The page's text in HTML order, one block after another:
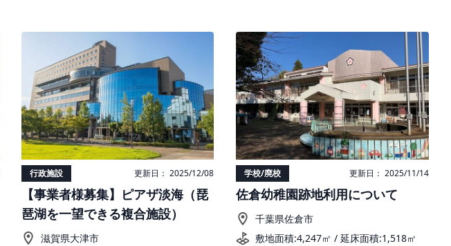
行政施設 更新日： 2025/12/08
【事業者様募集】ピアザ淡海（琵
琶湖を一望できる複合施設）
滋賀県大津市
学校/廃校 更新日： 2025/11/14
佐倉幼稚園跡地利用について
千葉県佐倉市
敷地面積:4,247㎡ / 延床面積:1,518㎡